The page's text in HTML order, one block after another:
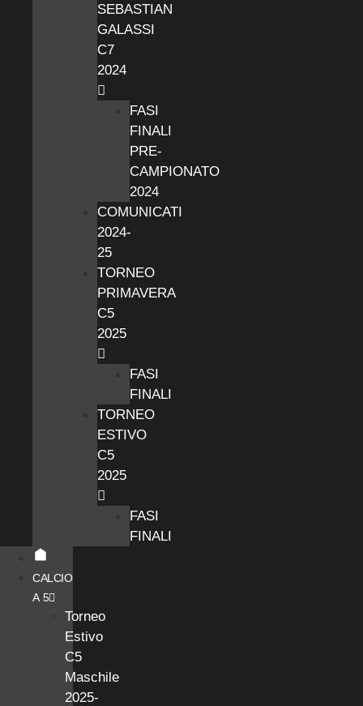
SEBASTIAN
GALASSI
C7
2024
FASI
FINALI
PRE-
CAMPIONATO
2024
COMUNICATI
2024-
25
TORNEO
PRIMAVERA
C5
2025
FASI
FINALI
TORNEO
ESTIVO
C5
2025
FASI
FINALI
CALCIO
A 5
Torneo
Estivo
C5
Maschile
2025-